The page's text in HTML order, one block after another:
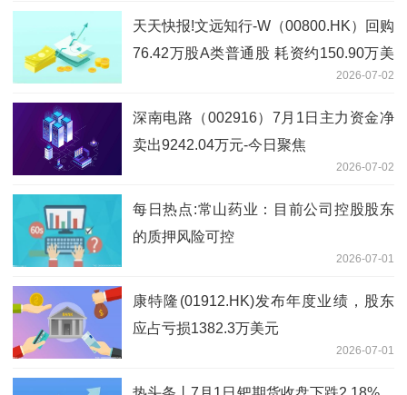
天天快报!文远知行-W（00800.HK）回购
76.42万股A类普通股 耗资约150.90万美
2026-07-02
深南电路（002916）7月1日主力资金净
卖出9242.04万元-今日聚焦
2026-07-02
每日热点:常山药业：目前公司控股股东
的质押风险可控
2026-07-01
康特隆(01912.HK)发布年度业绩，股东
应占亏损1382.3万美元
2026-07-01